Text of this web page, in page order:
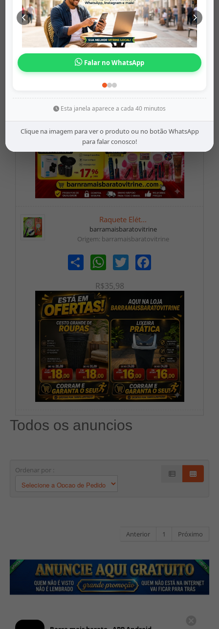
Falar no WhatsApp
Esta janela aparece a cada 40 minutos
Clique na imagem para ver o produto ou no botão WhatsApp
para falar conosco!
BARBANTES ...
barramaisbaratovitrine
Origem: barramaisbaratovitrine
Share WhatsAppTwitter Facebook
R$20,00
Raquete Elét...
barramaisbaratovitrine
Origem: barramaisbaratovitrine
Share WhatsAppTwitter Facebook
R$35,98
Todos os anuncios
Ordenar por :
Anterior 1 Próximo